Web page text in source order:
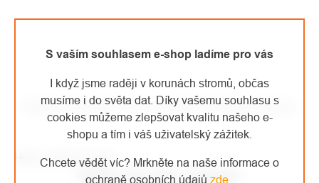
S vaším souhlasem e-shop ladíme pro vás
I když jsme raději v korunách stromů, občas
musíme i do světa dat. Díky vašemu souhlasu s
cookies můžeme zlepšovat kvalitu našeho e-
shopu a tím i váš uživatelský zážitek.
Chcete vědět víc? Mrkněte na naše informace o
ochraně osobních údajů zde.
Ukázka produktu - ISC organizér kmenovky Nessie
High-contrast mode
MOHLO BY VÁS ZAJÍMAT